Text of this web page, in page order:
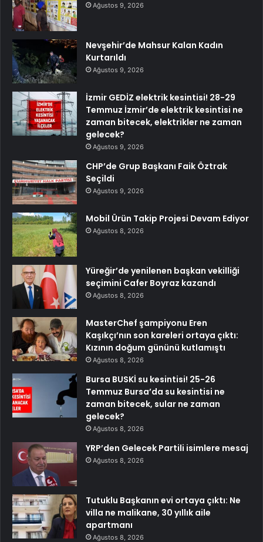
Ağustos 9, 2026
Nevşehir’de Mahsur Kalan Kadın
Kurtarıldı
Ağustos 9, 2026
İzmir GEDİZ elektrik kesintisi! 28-29
Temmuz İzmir’de elektrik kesintisi ne
zaman bitecek, elektrikler ne zaman
gelecek?
Ağustos 9, 2026
CHP’de Grup Başkanı Faik Öztrak
Seçildi
Ağustos 9, 2026
Mobil Ürün Takip Projesi Devam Ediyor
Ağustos 8, 2026
Yüreğir’de yenilenen başkan vekilliği
seçimini Cafer Boyraz kazandı
Ağustos 8, 2026
MasterChef şampiyonu Eren
Kaşıkçı’nın son kareleri ortaya çıktı:
Kızının doğum gününü kutlamıştı
Ağustos 8, 2026
Bursa BUSKİ su kesintisi! 25-26
Temmuz Bursa’da su kesintisi ne
zaman bitecek, sular ne zaman
gelecek?
Ağustos 8, 2026
YRP’den Gelecek Partili isimlere mesaj
Ağustos 8, 2026
Tutuklu Başkanın evi ortaya çıktı: Ne
villa ne malikane, 30 yıllık aile
apartmanı
Ağustos 8, 2026